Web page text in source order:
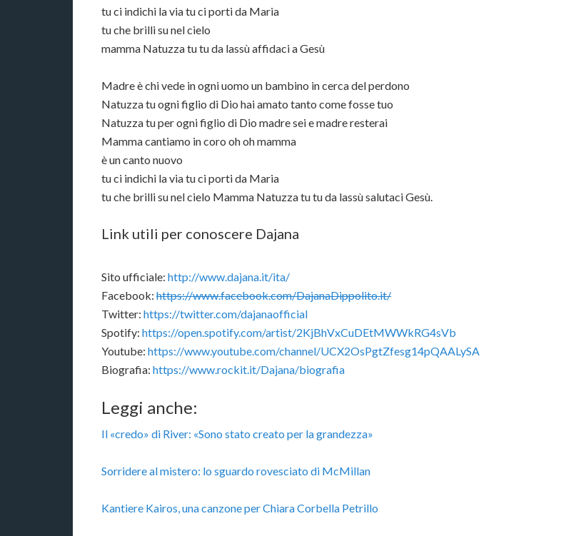
tu ci indichi la via tu ci porti da Maria
tu che brilli su nel cielo
mamma Natuzza tu tu da lassù affidaci a Gesù
Madre è chi vede in ogni uomo un bambino in cerca del perdono
Natuzza tu ogni figlio di Dio hai amato tanto come fosse tuo
Natuzza tu per ogni figlio di Dio madre sei e madre resterai
Mamma cantiamo in coro oh oh mamma
è un canto nuovo
tu ci indichi la via tu ci porti da Maria
tu che brilli su nel cielo Mamma Natuzza tu tu da lassù salutaci Gesù.
Link utili per conoscere Dajana
Sito ufficiale: http://www.dajana.it/ita/
Facebook: https://www.facebook.com/DajanaDippolito.it/
Twitter: https://twitter.com/dajanaofficial
Spotify: https://open.spotify.com/artist/2KjBhVxCuDEtMWWkRG4sVb
Youtube: https://www.youtube.com/channel/UCX2OsPgtZfesg14pQAALySA
Biografia: https://www.rockit.it/Dajana/biografia
Leggi anche:
Il «credo» di River: «Sono stato creato per la grandezza»
Sorridere al mistero: lo sguardo rovesciato di McMillan
Kantiere Kairos, una canzone per Chiara Corbella Petrillo